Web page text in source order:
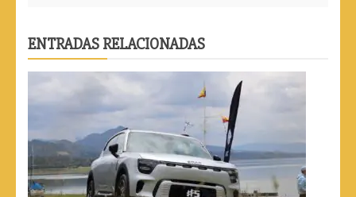
ENTRADAS RELACIONADAS